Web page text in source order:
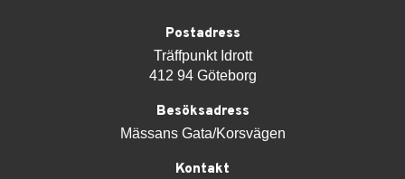
Postadress
Träffpunkt Idrott
412 94 Göteborg
Besöksadress
Mässans Gata/Korsvägen
Kontakt